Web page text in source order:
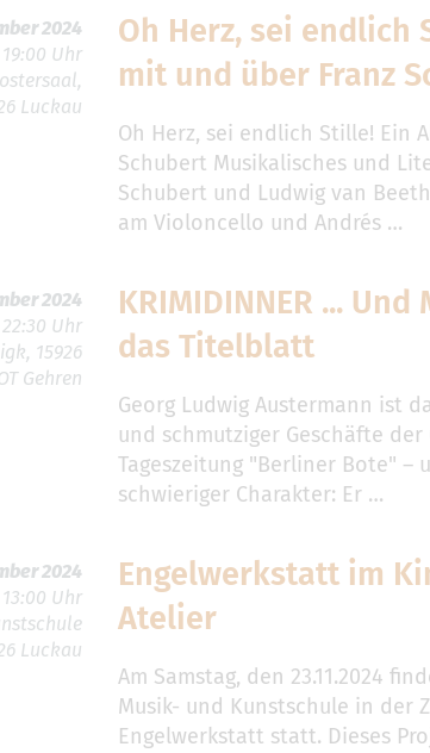
2024
19:00 Uhr
Luckau
Oh Herz, sei endlich
mit und über Franz
Oh Herz, sei endlich Stille! Ein
Schubert Musikalisches und
Schubert und Ludwig van
am Violoncello und Andrés …
2024
Uhr
15926
Gehren
KRIMIDINNER ...
das Titelblatt
Georg Ludwig Austermann ist
und schmutziger Geschäfte
Tageszeitung "Berliner Bote"
schwieriger Charakter: Er …
2024
13:00 Uhr
Luckau
Engelwerkstatt im
Atelier
Am Samstag, den 23.11.2024
Musik- und Kunstschule in der
Engelwerkstatt statt. Dieses